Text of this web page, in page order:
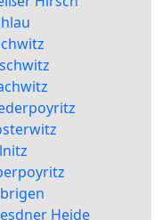
Heide